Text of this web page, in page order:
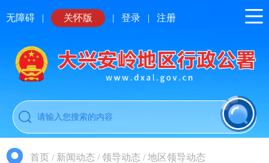
无障碍 | 关怀版 | 登录 | 注册
首页 / 新闻动态 /领导动态 /地区领导动态